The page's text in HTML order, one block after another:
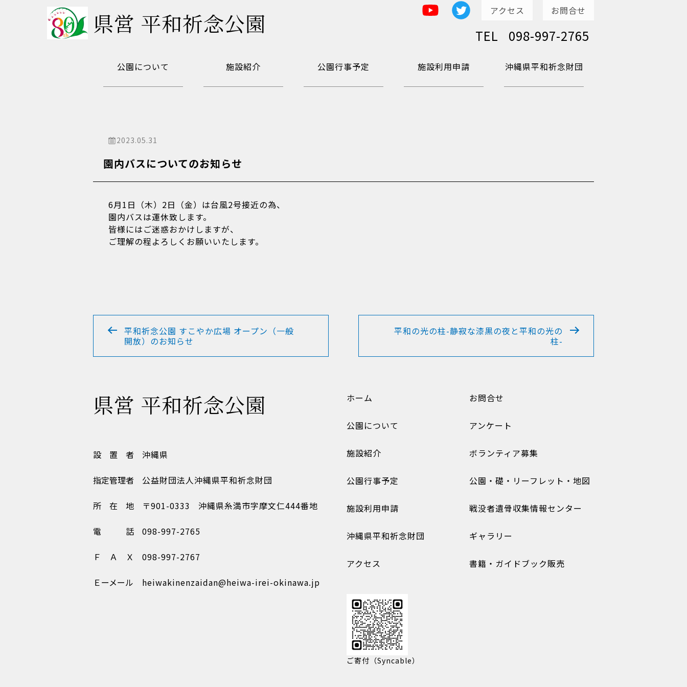
県営 平和祈念公園 アクセス お問合せ
TEL 098-997-2765
公園について 施設紹介 公園行事予定 施設利用申請 沖縄県平和祈念財団
2023.05.31
園内バスについてのお知らせ
6月1日（木）2日（金）は台風2号接近の為、
園内バスは運休致します。
皆様にはご迷惑おかけしますが、
ご理解の程よろしくお願いいたします。
ビ
シ
ョ
平和祈念公園 すこやか広場 オープン（一般
開放）のお知らせ
平和の光の柱-静寂な漆黒の夜と平和の光の
柱-
県営 平和祈念公園
設置者 沖縄県
指定管理者 公益財団法人沖縄県平和祈念財団
所在地 〒901-0333 沖縄県糸満市字摩文仁444番地
電話098-997-2765
ＦＡＸ 098-997-2767
Ｅーメール heiwakinenzaidan heiwa-irei-okinawa.jp
ホーム
公園について
施設紹介
公園行事予定
施設利用申請
沖縄県平和祈念財団
アクセス
お問合せ
アンケート
ボランティア募集
公園・礎・リーフレット・地図
戦没者遺骨収集情報センター
ギャラリー
書籍・ガイドブック販売
ご寄付（Syncable）